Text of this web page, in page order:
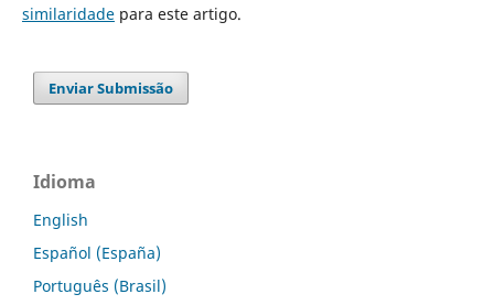
similaridadepara este artigo.
Enviar Submissão
Idioma
English
Español (España)
Português (Brasil)